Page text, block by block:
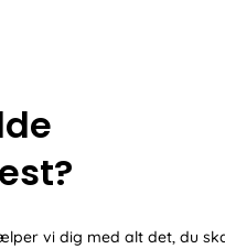
vi dig med alt det, du